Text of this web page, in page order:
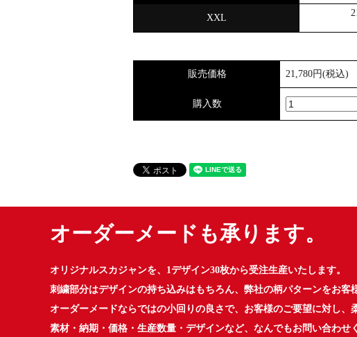
XXL
販売価格 21,780円(税込)
購入数
オーダーメードも承ります。
オリジナルスカジャンを、1デザイン30枚から受注生産いたします。
刺繍部分はデザインの持ち込みはもちろん、弊社の柄パターンをお客
オーダーメードならではの小回りの良さで、お客様のご要望に対し、
素材・納期・価格・生産数量・デザインなど、なんでもお問い合わせ